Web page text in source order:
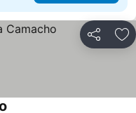
Compartir